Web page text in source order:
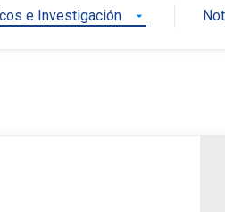
e Investigación arrow_drop_down